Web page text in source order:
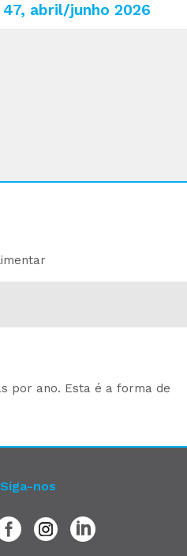
47, abril/junho 2026
por ano. Esta é a forma de
Siga-nos